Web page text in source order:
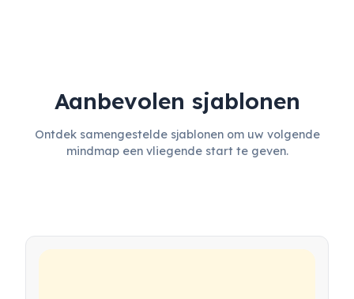
Bescherm productfocus en
eenvoud
Aanbevolen sjablonen
Ontdek samengestelde sjablonen om uw volgende
mindmap een vliegende start te geven.